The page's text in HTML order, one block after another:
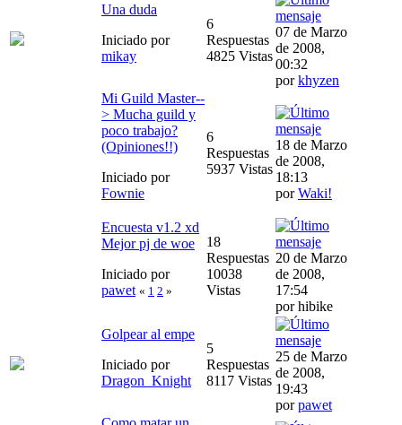
Una duda
Iniciado por
mikay
6
Respuestas
4825 Vistas
07 de Marzo
de 2008,
00:32
porkhyzen
Mi Guild Master--
> Mucha guild y
poco trabajo?
(Opiniones!!)
Iniciado por
Fownie
6
Respuestas
5937 Vistas
18 de Marzo
de 2008,
18:13
porWaki!
Encuesta v1.2 xd
Mejor pj de woe
Iniciado por
pawet « 1 2 »
18
Respuestas
10038
Vistas
20 de Marzo
de 2008,
17:54
por hibike
Golpear al empe
Iniciado por
Dragon_Knight
5
Respuestas
8117 Vistas
25 de Marzo
de 2008,
19:43
porpawet